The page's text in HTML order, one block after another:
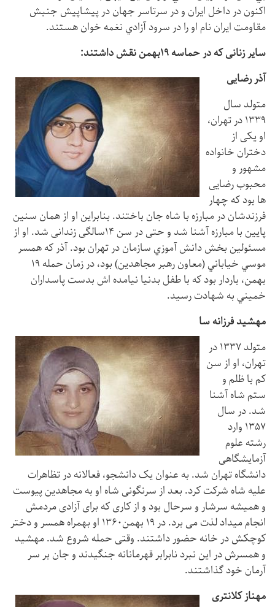
اكنون در داخل ايران و در سرتاسر جهان در پيشاپيش جنبش
مقاومت ايران نام او را در سرود آزادي نغمه خوان هستند.
سایر زنانی که در حماسه ۱۹بهمن نقش داشتند:
آذر رضایی
متولد سال
۱۳۳۹ در تهران،
او یکی از
دختران خانواده
مشهور و
محبوب رضایی
ها بود که چهار
فرزندشان در مبارزه با شاه جان باختند. بنابراین او از همان سنین
پایین با مبارزه آشنا شد و حتی در سن ۱۴سالگی زندانی شد. او از
مسئولين بخش دانش آموزي سازمان در تهران بود. آذر كه همسر
موسي خياباني (معاون رهبر مجاهدين) بود، در زمان حمله ۱۹
بهمن، باردار بود كه با طفل بدنيا نيامده اش بدست پاسداران
خميني به شهادت رسيد.
مهشید فرزانه سا
متولد ۱۳۳۷ در
تهران، او از سن
کم با ظلم و
ستم شاه آشنا
شد. در سال
۱۳۵۷ وارد
رشته علوم
آزمایشگاهی
دانشگاه تهران شد. به عنوان یک دانشجو، فعالانه در تظاهرات
علیه شاه شرکت کرد. بعد از سرنگونی شاه او به مجاهدین پیوست
و همیشه سرشار و سرحال بود و از کاری که برای آزادی مردمش
انجام میداد لذت می برد. در ۱۹ بهمن۱۳۶۰ او بهمراه همسر و دختر
کوچکش در خانه حضور داشتند. وقتی حمله شروع شد. مهشید
و همسرش در این نبرد نابرابر قهرمانانه جنگیدند و جان بر سر
آرمان خود گذاشتند.
مهناز کلانتری